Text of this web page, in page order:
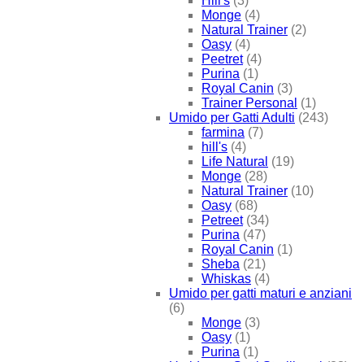
Monge (4)
Natural Trainer (2)
Oasy (4)
Peetret (4)
Purina (1)
Royal Canin (3)
Trainer Personal (1)
Umido per Gatti Adulti (243)
farmina (7)
hill's (4)
Life Natural (19)
Monge (28)
Natural Trainer (10)
Oasy (68)
Petreet (34)
Purina (47)
Royal Canin (1)
Sheba (21)
Whiskas (4)
Umido per gatti maturi e anziani
(6)
Monge (3)
Oasy (1)
Purina (1)